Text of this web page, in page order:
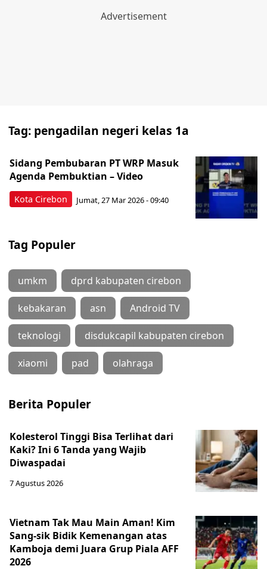
Tag: pengadilan negeri kelas 1a
Kota Cirebon
Sidang Pembubaran PT WRP Masuk
Agenda Pembuktian – Video
Jumat, 27 Mar 2026 - 09:40
Tag Populer
umkm dprd kabupaten cirebon
kebakaran asn Android TV
teknologi disdukcapil kabupaten cirebon
xiaomi pad olahraga
Berita Populer
Kolesterol Tinggi Bisa Terlihat dari
Kaki? Ini 6 Tanda yang Wajib
Diwaspadai
7 Agustus 2026
Vietnam Tak Mau Main Aman! Kim
Sang-sik Bidik Kemenangan atas
Kamboja demi Juara Grup Piala AFF
2026